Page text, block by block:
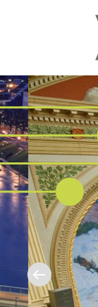
Skip
to
main
content